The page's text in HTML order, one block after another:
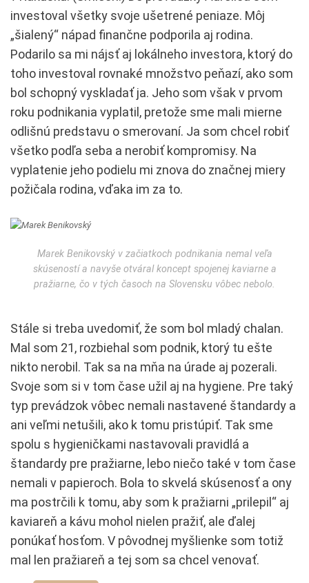
investoval všetky svoje ušetrené peniaze. Môj
„šialený“ nápad finančne podporila aj rodina.
Podarilo sa mi nájsť aj lokálneho investora, ktorý do
toho investoval rovnaké množstvo peňazí, ako som
bol schopný vyskladať ja. Jeho som však v prvom
roku podnikania vyplatil, pretože sme mali mierne
odlišnú predstavu o smerovaní. Ja som chcel robiť
všetko podľa seba a nerobiť kompromisy. Na
vyplatenie jeho podielu mi znova do značnej miery
požičala rodina, vďaka im za to.
Marek Benikovský v začiatkoch podnikania nemal veľa
skúseností a navyše otváral koncept spojenej kaviarne a
pražiarne, čo v tých časoch na Slovensku vôbec nebolo.
Stále si treba uvedomiť, že som bol mladý chalan.
Mal som 21, rozbiehal som podnik, ktorý tu ešte
nikto nerobil. Tak sa na mňa na úrade aj pozerali.
Svoje som si v tom čase užil aj na hygiene. Pre taký
typ prevádzok vôbec nemali nastavené štandardy a
ani veľmi netušili, ako k tomu pristúpiť. Tak sme
spolu s hygieničkami nastavovali pravidlá a
štandardy pre pražiarne, lebo niečo také v tom čase
nemali v papieroch. Bola to skvelá skúsenosť a ony
ma postrčili k tomu, aby som k pražiarni „prilepil“ aj
kaviareň a kávu mohol nielen pražiť, ale ďalej
ponúkať hosťom. V pôvodnej myšlienke som totiž
mal len pražiareň a tej som sa chcel venovať.